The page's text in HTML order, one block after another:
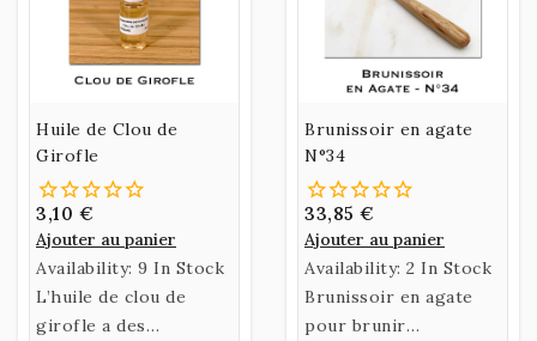
Huile de Clou de
Girofle
3,10 €
Ajouter au panier
Availability: 9 In Stock
L’huile de clou de
girofle a des
Brunissoir en agate
N°34
33,85 €
Ajouter au panier
Availability: 2 In Stock
Brunissoir en agate
pour brunir